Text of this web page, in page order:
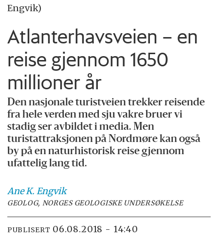
Engvik)
Atlanterhavsveien – en
reise gjennom 1650
millioner år
Den nasjonale turistveien trekker reisende
fra hele verden med sju vakre bruer vi
stadig ser avbildet i media. Men
turistattraksjonen på Nordmøre kan også
by på en naturhistorisk reise gjennom
ufattelig lang tid.
Ane K. Engvik
GEOLOG, NORGES GEOLOGISKE UNDERSØKELSE
PUBLISERT 06.08.2018 - 14:40